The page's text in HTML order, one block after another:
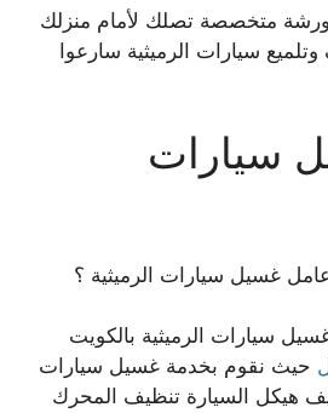
متخصصة تصلك لأمام منزلك
سيارات الرميثية سارعوا
سيارات
غسيل سيارات الرميثية ؟
سيارات الرميثية بالكويت
حيث نقوم بخدمة غسيل سيارات
هيكل السيارة تنظيف المحرك